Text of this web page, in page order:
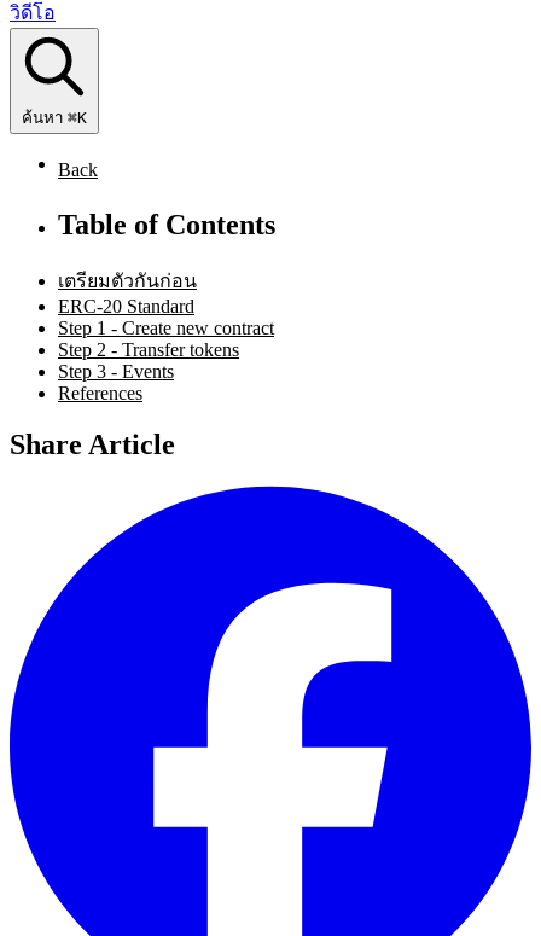
วิดีโอ
ค้นหา ⌘K
Back
Table of Contents
เตรียมตัวกันก่อน
ERC-20 Standard
Step 1 - Create new contract
Step 2 - Transfer tokens
Step 3 - Events
References
Share Article